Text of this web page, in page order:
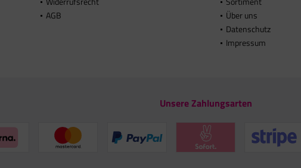
AGB
Über uns
Datenschutz
Impressum
Unsere Zahlungsarten